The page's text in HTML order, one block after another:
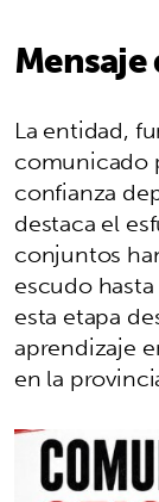
La entidad,
comunicado
confianza
destaca el
conjuntos
escudo
esta etapa
aprendizaje
en la